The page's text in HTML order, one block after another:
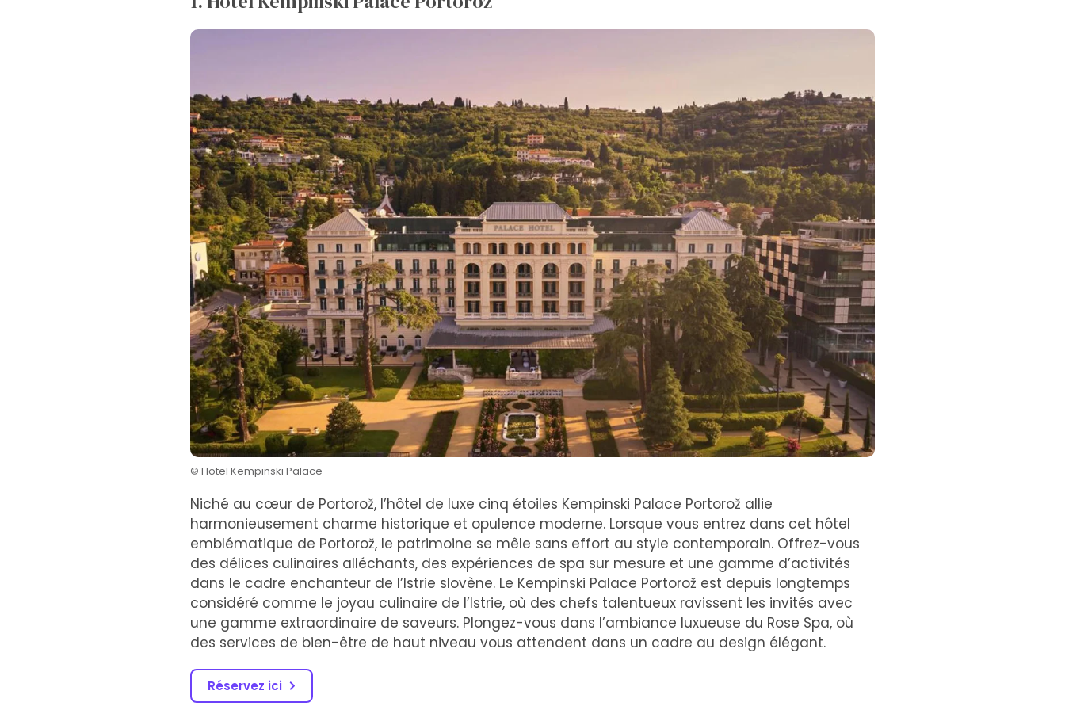
© Hotel Kempinski Palace
Niché au cœur de Portorož, l’hôtel de luxe cinq étoiles Kempinski Palace Portorož allie
harmonieusement charme historique et opulence moderne. Lorsque vous entrez dans cet hôtel
emblématique de Portorož, le patrimoine se mêle sans effort au style contemporain. Offrez-vous
des délices culinaires alléchants, des expériences de spa sur mesure et une gamme d’activités
dans le cadre enchanteur de l’Istrie slovène. Le Kempinski Palace Portorož est depuis longtemps
considéré comme le joyau culinaire de l’Istrie, où des chefs talentueux ravissent les invités avec
une gamme extraordinaire de saveurs. Plongez-vous dans l’ambiance luxueuse du Rose Spa, où
des services de bien-être de haut niveau vous attendent dans un cadre au design élégant.
Réservez ici